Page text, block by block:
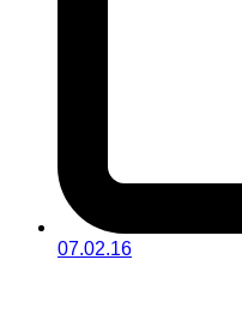
07.02.16